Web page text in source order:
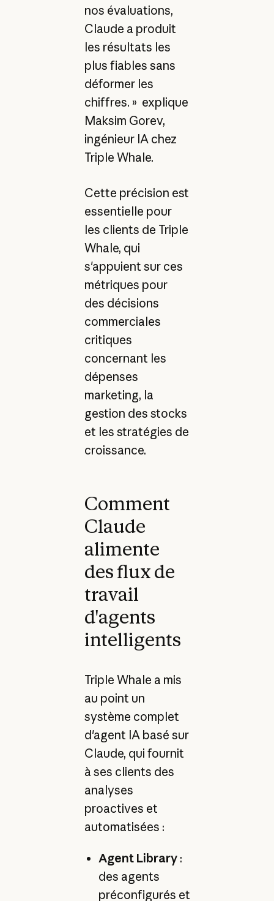
nos évaluations,
Claude a produit
les résultats les
plus fiables sans
déformer les
chiffres. » explique
Maksim Gorev,
ingénieur IA chez
Triple Whale.
Cette précision est
essentielle pour
les clients de Triple
Whale, qui
s'appuient sur ces
métriques pour
des décisions
commerciales
critiques
concernant les
dépenses
marketing, la
gestion des stocks
et les stratégies de
croissance.
Comment
Claude
alimente
des flux de
travail
d'agents
intelligents
Triple Whale a mis
au point un
système complet
d'agent IA basé sur
Claude, qui fournit
à ses clients des
analyses
proactives et
automatisées :
Agent Library:
des agents
préconfigurés et